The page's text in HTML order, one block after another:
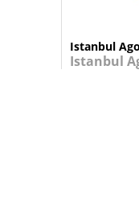
Istanbul
Istanbul